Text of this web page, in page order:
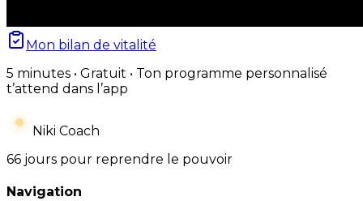
Mon bilan de vitalité
5 minutes • Gratuit • Ton programme personnalisé
t’attend dans l’app
Niki Coach
66 jours pour reprendre le pouvoir
Navigation